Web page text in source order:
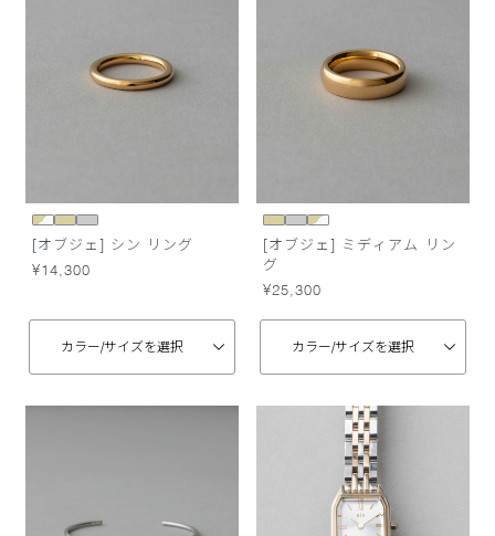
[オブジェ] シン リング
¥14,300
カラー/サイズを選択
[オブジェ] ミディアム リン
グ
¥25,300
カラー/サイズを選択